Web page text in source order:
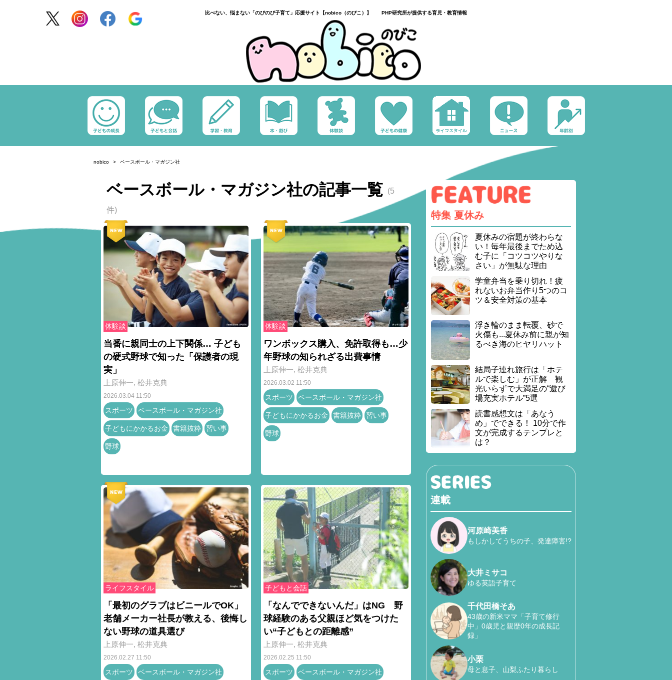
比べない、悩まない「のびのび子育て」応援サイト【nobico（のびこ）】 PHP研究所が提供する育児・教育情報
nobico ベースボール・マガジン社
ベースボール・マガジン社の記事一覧 (5
件)
体験談
当番に親同士の上下関係… 子ども
の硬式野球で知った「保護者の現
実」
上原伸一, 松井克典
2026.03.04 11:50
スポーツ ベースボール・マガジン社
子どもにかかるお金 書籍抜粋 習い事
野球
体験談
ワンボックス購入、免許取得も…少
年野球の知られざる出費事情
上原伸一, 松井克典
2026.03.02 11:50
スポーツ ベースボール・マガジン社
子どもにかかるお金 書籍抜粋 習い事
野球
ライフスタイル
「最初のグラブはビニールでOK」
老舗メーカー社長が教える、後悔し
ない野球の道具選び
上原伸一, 松井克典
2026.02.27 11:50
スポーツ ベースボール・マガジン社
子どもと会話
「なんでできないんだ」はNG 野
球経験のある父親ほど気をつけた
い“子どもとの距離感”
上原伸一, 松井克典
2026.02.25 11:50
スポーツ ベースボール・マガジン社
特集 夏休み
夏休みの宿題が終わらな
い！毎年最後までため込
む子に「コツコツやりな
さい」が無駄な理由
学童弁当を乗り切れ！疲
れないお弁当作り5つのコ
ツ＆安全対策の基本
浮き輪のまま転覆、砂で
火傷も...夏休み前に親が知
るべき海のヒヤリハット
結局子連れ旅行は「ホテ
ルで楽しむ」が正解 観
光いらずで大満足の“遊び
場充実ホテル”5選
読書感想文は「あなう
め」でできる！ 10分で作
文が完成するテンプレと
は？
連載
河原崎美香
もしかしてうちの子、発達障害!?
大井ミサコ
ゆる英語子育て
千代田橋そあ
43歳の新米ママ「子育て修行
中」0歳児と親歴0年の成長記
録」
小栗
母と息子、山梨ふたり暮らし